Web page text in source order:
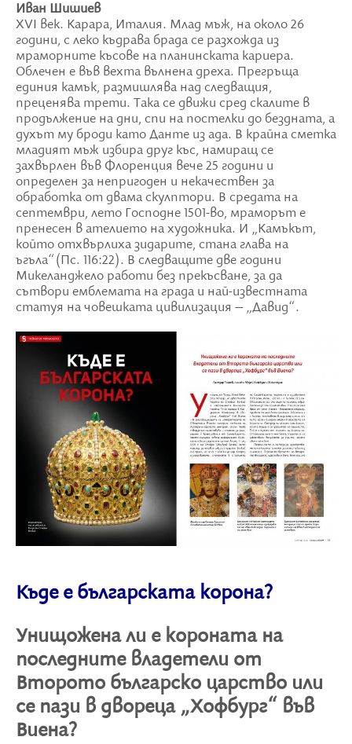
Иван Шишиев
XVI век. Карара, Италия. Млад мъж, на около 26
години, с леко къдрава брада се разхожда из
мраморните късове на планинската кариера.
Облечен е във вехта вълнена дреха. Прегръща
единия камък, размишлява над следващия,
преценява трети. Така се движи сред скалите в
продължение на дни, спи на постелки до бездната, а
духът му броди като Данте из ада. В крайна сметка
младият мъж избира друг къс, намиращ се
захвърлен във Флоренция вече 25 години и
определен за непригоден и некачествен за
обработка от двама скулптори. В средата на
септември, лето Господне 1501-во, мраморът е
пренесен в ателието на художника. И „Камъкът,
който отхвърлиха зидарите, стана глава на
ъгъла“(Пс. 116:22). В следващите две години
Микеланджело работи без прекъсване, за да
сътвори емблемата на града и най-известната
статуя на човешката цивилизация – „Давид“.
Къде е българската корона?
Унищожена ли е короната на
последните владетели от
Второто българско царство или
се пази в двореца „Хофбург“ във
Виена?